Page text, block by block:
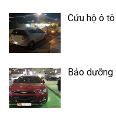
Cứu hộ ô
Bảo